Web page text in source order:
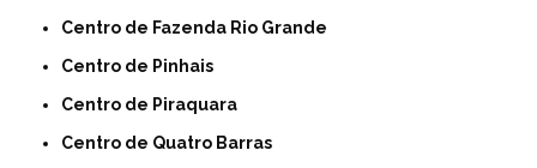
Centro de Fazenda Rio Grande
Centro de Pinhais
Centro de Piraquara
Centro de Quatro Barras